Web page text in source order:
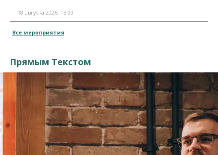
18 августа 2026, 15:00
Все мероприятия
Прямым Текстом